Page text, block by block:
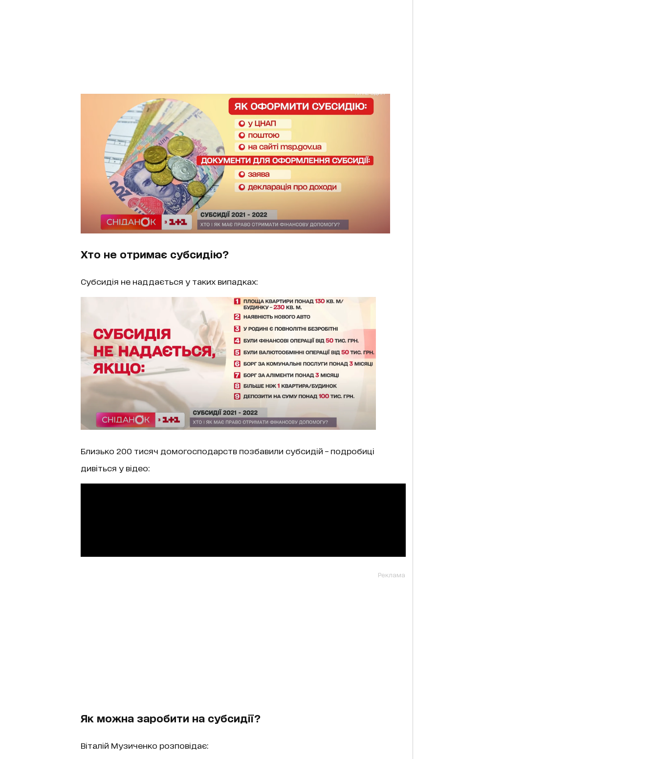
Хто не отримає субсидію?
Субсидія не наддається у таких випадках:
Близько 200 тисяч домогосподарств позбавили субсидій – подробиці
дивіться у відео:
Реклама
Як можна заробити на субсидії?
Віталій Музиченко розповідає: